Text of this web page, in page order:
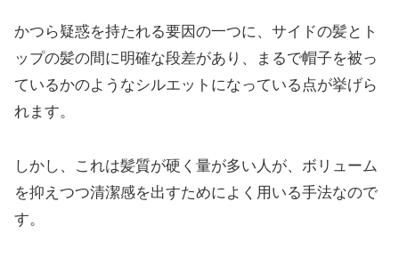
かつら疑惑を持たれる要因の一つに、サイドの髪とト
ップの髪の間に明確な段差があり、まるで帽子を被っ
ているかのようなシルエットになっている点が挙げら
れます。
しかし、これは髪質が硬く量が多い人が、ボリューム
を抑えつつ清潔感を出すためによく用いる手法なので
す。